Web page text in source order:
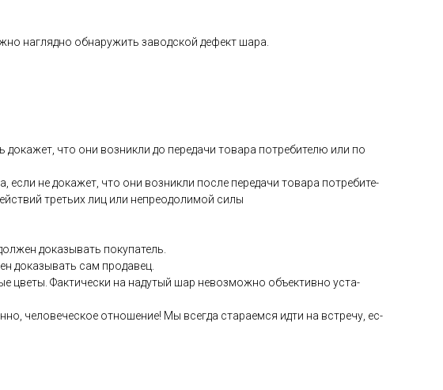
наг­лядно об­на­ружить за­вод­ской де­фект ша­ра.
до­кажет, что они воз­никли до пе­реда­чи то­вара пот­ре­бите­лю или по
ес­ли не до­кажет, что они воз­никли пос­ле пе­реда­чи то­вара пот­ре­бите­
треть­их лиц или неп­ре­одо­лимой си­лы
до­казы­вать по­купа­тель.
до­казы­вать сам про­давец.
цве­ты. Фак­ти­чес­ки на на­дутый шар не­воз­можно объ­ек­тивно ус­та­
че­лове­чес­кое от­но­шение! Мы всег­да ста­ра­ем­ся ид­ти на встре­чу, ес­